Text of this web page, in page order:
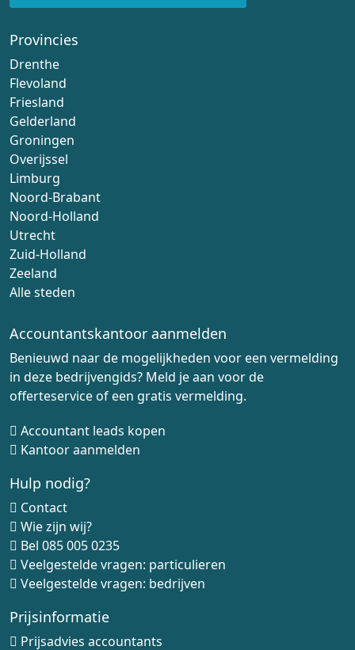
Provincies
Drenthe
Flevoland
Friesland
Gelderland
Groningen
Overijssel
Limburg
Noord-Brabant
Noord-Holland
Utrecht
Zuid-Holland
Zeeland
Alle steden
Accountantskantoor aanmelden
Benieuwd naar de mogelijkheden voor een vermelding
in deze bedrijvengids? Meld je aan voor de
offerteservice of een gratis vermelding.
Accountant leads kopen
Kantoor aanmelden
Hulp nodig?
Contact
Wie zijn wij?
Bel 085 005 0235
Veelgestelde vragen: particulieren
Veelgestelde vragen: bedrijven
Prijsinformatie
Prijsadvies accountants